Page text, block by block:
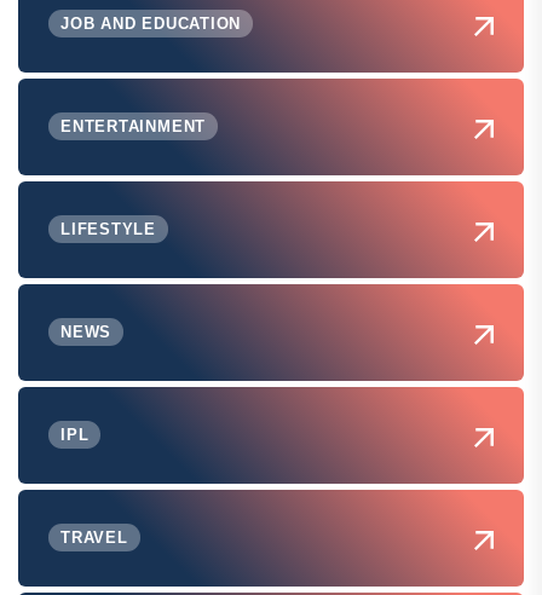
JOB AND EDUCATION
ENTERTAINMENT
LIFESTYLE
NEWS
IPL
TRAVEL